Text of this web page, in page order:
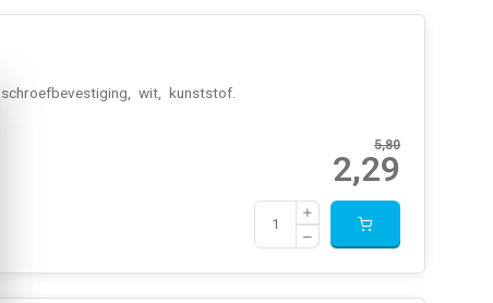
wit, kunststof.
5,80
2,29